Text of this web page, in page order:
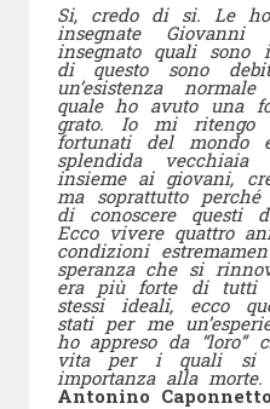
Si, credo di si. Le
insegnate
insegnato quali sono
di questo sono
un’esistenza
quale ho avuto una
grato. Io mi
fortunati del mondo
splendida
insieme ai giovani,
ma soprattutto
di conoscere questi
Ecco vivere quattro
condizioni
speranza che si
era più forte di tutti
stessi ideali, ecco
stati per me
ho appreso da
vita per i quali si
importanza alla morte.
Antonino